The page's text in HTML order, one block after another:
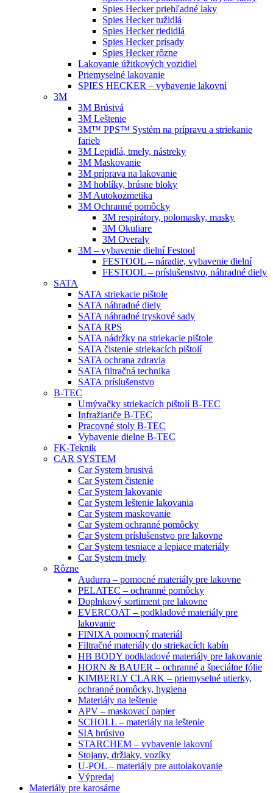
Spies Hecker priehľadné laky
Spies Hecker tužidlá
Spies Hecker riedidlá
Spies Hecker prísady
Spies Hecker rôzne
Lakovanie úžitkových vozidiel
Priemyselné lakovanie
SPIES HECKER – vybavenie lakovní
3M
3M Brúsivá
3M Leštenie
3M™ PPS™ Systém na prípravu a striekanie
farieb
3M Lepidlá, tmely, nástreky
3M Maskovanie
3M príprava na lakovanie
3M hoblíky, brúsne bloky
3M Autokozmetika
3M Ochranné pomôcky
3M respirátory, polomasky, masky
3M Okuliare
3M Overaly
3M – vybavenie dielní Festool
FESTOOL – náradie, vybavenie dielní
FESTOOL – príslušenstvo, náhradné diely
SATA
SATA striekacie pištole
SATA náhradné diely
SATA náhradné tryskové sady
SATA RPS
SATA nádržky na striekacie pištole
SATA čistenie striekacích pištolí
SATA ochrana zdravia
SATA filtračná technika
SATA príslušenstvo
B-TEC
Umývačky striekacích pištolí B-TEC
Infražiariče B-TEC
Pracovné stoly B-TEC
Vybavenie dielne B-TEC
FK-Teknik
CAR SYSTEM
Car System brusivá
Car System čistenie
Car System lakovanie
Car System leštenie lakovania
Car System maskovanie
Car System ochranné pomôcky
Car System príslušenstvo pre lakovne
Car System tesniace a lepiace materiály
Car System tmely
Rôzne
Audurra – pomocné materiály pre lakovne
PELATEC – ochranné pomôcky
Doplnkový sortiment pre lakovne
EVERCOAT – podkladové materiály pre
lakovanie
FINIXA pomocný materiál
Filtračné materiály do striekacích kabín
HB BODY podkladové materiály pre lakovanie
HORN & BAUER – ochranné a špeciálne fólie
KIMBERLY CLARK – priemyselné utierky,
ochranné pomôcky, hygiena
Materiály na leštenie
APV – maskovací papier
SCHOLL – materiály na leštenie
SIA brúsivo
STARCHEM – vybavenie lakovní
Stojany, držiaky, vozíky
U-POL – materiály pre autolakovanie
Výpredaj
Materiály pre karosárne